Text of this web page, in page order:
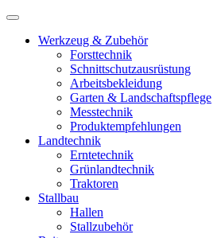
Werkzeug & Zubehör
Forsttechnik
Schnittschutzausrüstung
Arbeitsbekleidung
Garten & Landschaftspflege
Messtechnik
Produktempfehlungen
Landtechnik
Erntetechnik
Grünlandtechnik
Traktoren
Stallbau
Hallen
Stallzubehör